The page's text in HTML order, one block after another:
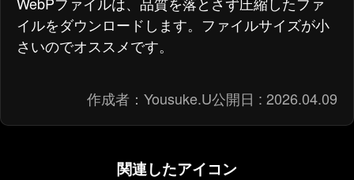
イルをダウンロードします。ファイルサイズが小
さいのでオススメです。
作成者： Yousuke.U公開日 : 2026.04.09
関連したアイコン